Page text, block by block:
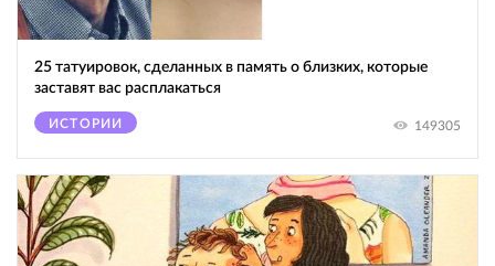
25 татуировок, сделанных в память о близких, которые
заставят вас расплакаться
ИСТОРИИ 149305